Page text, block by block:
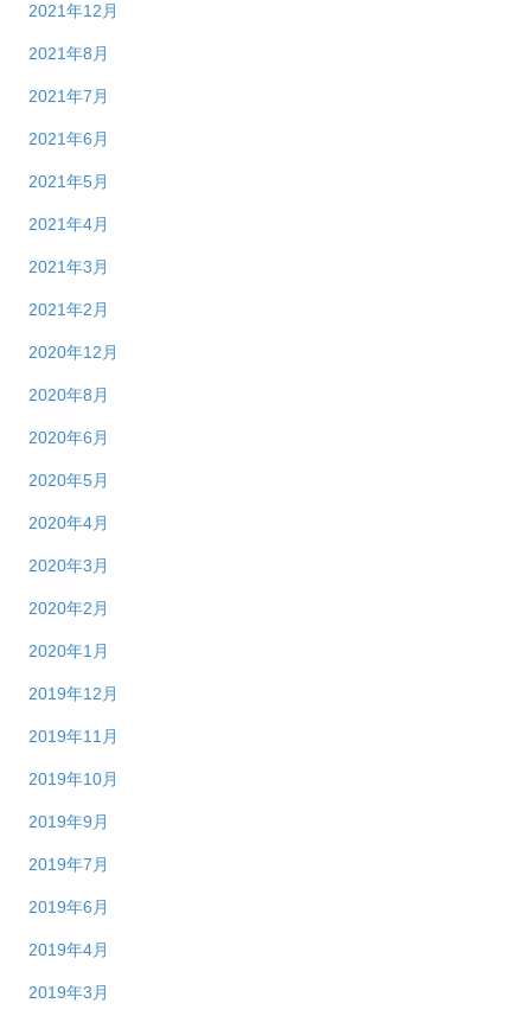
2021年12月
2021年8月
2021年7月
2021年6月
2021年5月
2021年4月
2021年3月
2021年2月
2020年12月
2020年8月
2020年6月
2020年5月
2020年4月
2020年3月
2020年2月
2020年1月
2019年12月
2019年11月
2019年10月
2019年9月
2019年7月
2019年6月
2019年4月
2019年3月